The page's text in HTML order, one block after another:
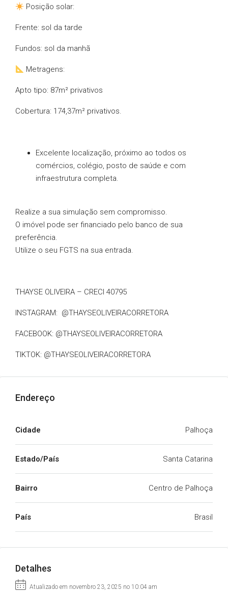
Posição solar:
Frente: sol da tarde
Fundos: sol da manhã
Metragens:
Apto tipo: 87m² privativos
Cobertura: 174,37m² privativos.
Excelente localização, próximo ao todos os
comércios, colégio, posto de saúde e com
infraestrutura completa.
Realize a sua simulação sem compromisso.
O imóvel pode ser financiado pelo banco de sua
preferência.
Utilize o seu FGTS na sua entrada.
THAYSE OLIVEIRA – CRECI 40795
INSTAGRAM: @THAYSEOLIVEIRACORRETORA
FACEBOOK: @THAYSEOLIVEIRACORRETORA
TIKTOK: @THAYSEOLIVEIRACORRETORA
Endereço
Cidade Palhoça
Estado/País Santa Catarina
Bairro Centro de Palhoça
País Brasil
Detalhes
Atualizado em novembro 23, 2025 no 10:04 am